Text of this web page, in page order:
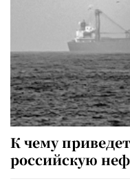
К чему
российскую